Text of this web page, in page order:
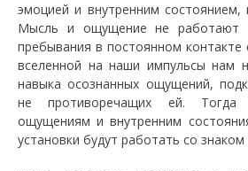
эмоцией и внутренним состоянием,
Мысль и ощущение не работают
пребывания в постоянном
вселенной на наши импульсы нам
навыка осознанных ощущений,
не противоречащих ей. Тогда
ощущениям и внутренним
установки будут работать со знаком